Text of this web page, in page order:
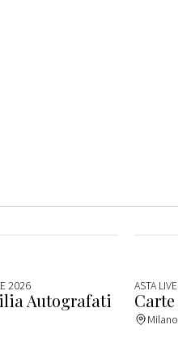
2026
Autografati
ASTA LIVE
Carte
Milano